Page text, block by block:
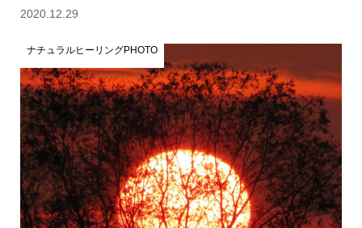
2020.12.29
ナチュラルヒーリングPHOTO